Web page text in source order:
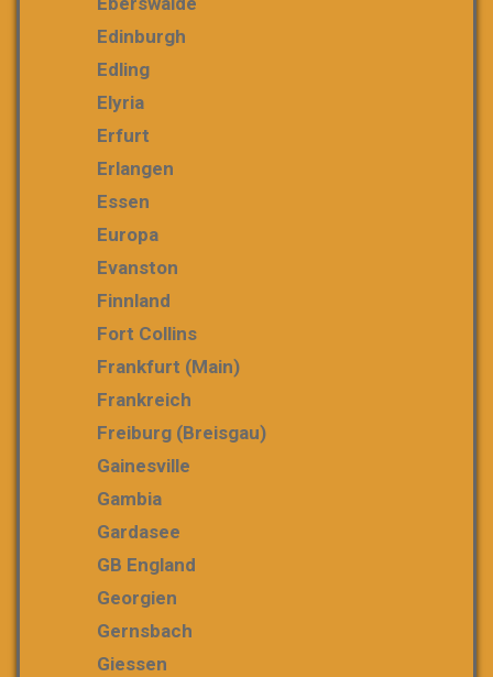
Edinburgh
Edling
Elyria
Erfurt
Erlangen
Essen
Europa
Evanston
Finnland
Fort Collins
Frankfurt (Main)
Frankreich
Freiburg (Breisgau)
Gainesville
Gambia
Gardasee
GB England
Georgien
Gernsbach
Giessen